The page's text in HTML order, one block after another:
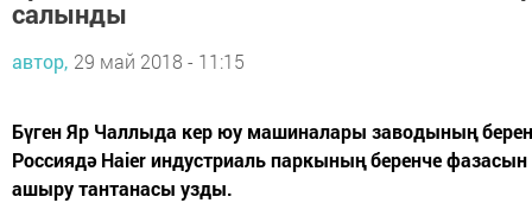
салынды
автор, 29 май 2018 - 11:15
Бүген Яр Чаллыда кер юу машиналары заводының
Россиядә Haier индустриаль паркының беренче
ашыру тантанасы узды.